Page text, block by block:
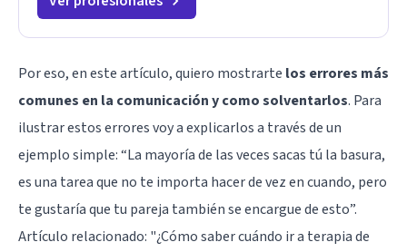
Por eso, en este artículo, quiero mostrarte los errores más
comunes en la comunicación y como solventarlos. Para
ilustrar estos errores voy a explicarlos a través de un
ejemplo simple: “La mayoría de las veces sacas tú la basura,
es una tarea que no te importa hacer de vez en cuando, pero
te gustaría que tu pareja también se encargue de esto”.
Artículo relacionado: "¿Cómo saber cuándo ir a terapia de